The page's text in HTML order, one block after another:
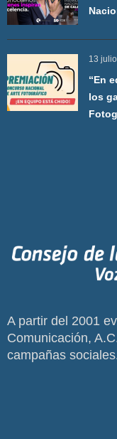
13
“En
los
A partir del 2001
Comunicación,
campañas